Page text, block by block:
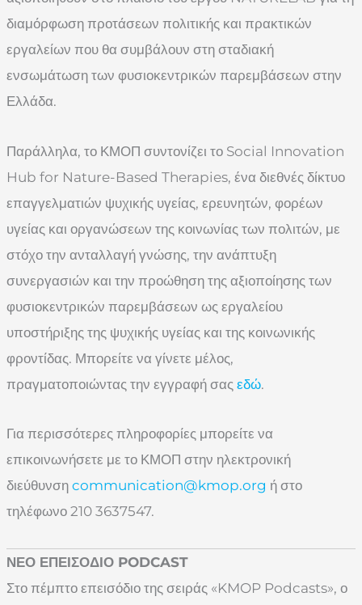
διαμόρφωση προτάσεων πολιτικής και πρακτικών
εργαλείων που θα συμβάλουν στη σταδιακή
ενσωμάτωση των φυσιοκεντρικών παρεμβάσεων στην
Ελλάδα.
Παράλληλα, το ΚΜΟΠ συντονίζει το Social Innovation
Hub for Nature-Based Therapies, ένα διεθνές δίκτυο
επαγγελματιών ψυχικής υγείας, ερευνητών, φορέων
υγείας και οργανώσεων της κοινωνίας των πολιτών, με
στόχο την ανταλλαγή γνώσης, την ανάπτυξη
συνεργασιών και την προώθηση της αξιοποίησης των
φυσιοκεντρικών παρεμβάσεων ως εργαλείου
υποστήριξης της ψυχικής υγείας και της κοινωνικής
φροντίδας. Μπορείτε να γίνετε μέλος,
πραγματοποιώντας την εγγραφή σας εδώ.
Για περισσότερες πληροφορίες μπορείτε να
επικοινωνήσετε με το ΚΜΟΠ στην ηλεκτρονική
διεύθυνση communication@kmop.org ή στο
τηλέφωνο 210 3637547.
ΝΕΟ ΕΠΕΙΣΟΔΙΟ PODCAST
Στο πέμπτο επεισόδιο της σειράς «KMOP Podcasts», ο